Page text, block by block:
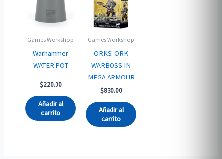
Games Workshop
Warhammer
WATER POT
$220.00
Añadir al
carrito
Games Workshop
ORKS: ORK
WARBOSS IN
MEGA ARMOUR
$830.00
Añadir al
carrito